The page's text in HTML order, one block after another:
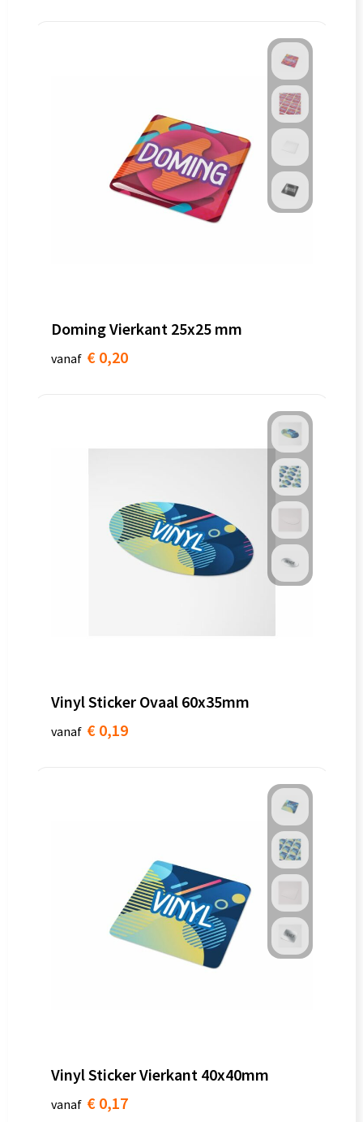
Doming Vierkant 25x25 mm
vanaf € 0,20
Vinyl Sticker Ovaal 60x35mm
vanaf € 0,19
Vinyl Sticker Vierkant 40x40mm
vanaf € 0,17